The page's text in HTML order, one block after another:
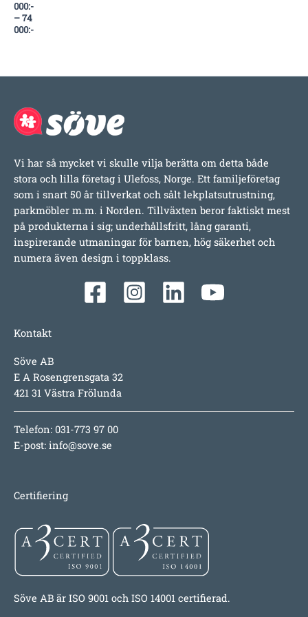
000:-
–74
000:-
Vi har så mycket vi skulle vilja berätta om detta både
stora och lilla företag i Ulefoss, Norge. Ett familjeföretag
som i snart 50 år tillverkat och sålt lekplatsutrustning,
parkmöbler m.m. i Norden. Tillväxten beror faktiskt mest
på produkterna i sig; underhållsfritt, lång garanti,
inspirerande utmaningar för barnen, hög säkerhet och
numera även design i toppklass.
Kontakt
Söve AB
E A Rosengrensgata 32
421 31 Västra Frölunda
Telefon: 031-773 97 00
E-post: info@sove.se
Certifiering
Söve AB är ISO 9001 och ISO 14001 certifierad.